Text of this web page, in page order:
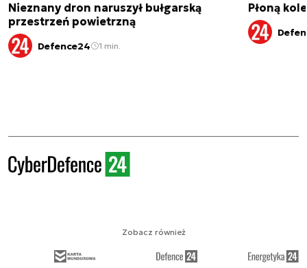
Nieznany dron naruszył bułgarską
przestrzeń powietrzną
Defence24 1 min.
Płoną
Zobacz również